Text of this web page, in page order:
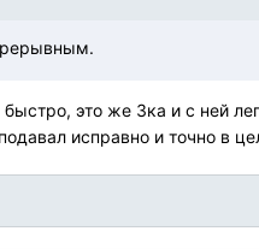
это же 3ка и с ней
исправно и точно в